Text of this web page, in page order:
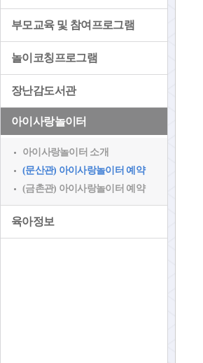
부모교육 및 참여프로그램
놀이코칭프로그램
장난감도서관
아이사랑놀이터
아이사랑놀이터 소개
(문산관) 아이사랑놀이터 예약
(금촌관) 아이사랑놀이터 예약
육아정보